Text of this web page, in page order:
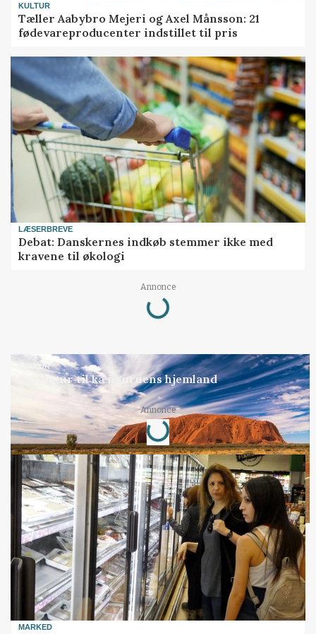
KULTUR
Tæller Aabybro Mejeri og Axel Månsson: 21
fødevareproducenter indstillet til pris
LÆSERBREVE
Debat: Danskernes indkøb stemmer ikke med
kravene til økologi
Annonce
Loading...
KULTUR
Studietur til kænguruens hjemland
Annonce
Loading...
MARKED